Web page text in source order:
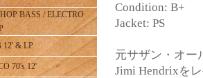
BASS / ELECTRO
12' & LP
70's 12'
Condition: B+
Jacket: PS
元サザン・オー
Jimi Hendrixを